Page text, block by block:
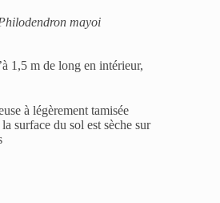
mayoi
1,5 m de long en intérieur,
à légèrement tamisée
surface du sol est sèche sur